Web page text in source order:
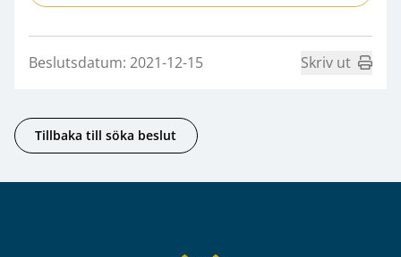
Beslutsdatum: 2021-12-15 Skriv ut
Tillbaka till söka beslut